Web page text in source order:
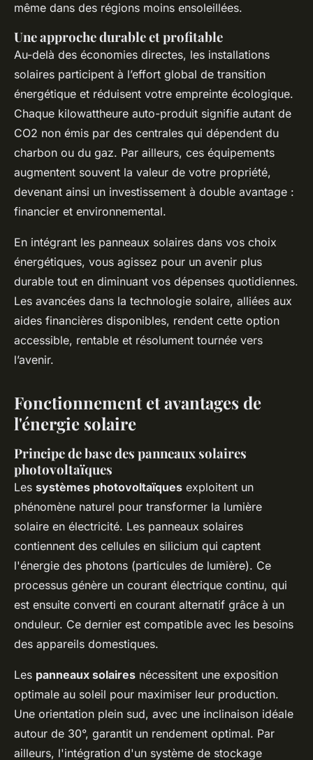
même dans des régions moins ensoleillées.
Une approche durable et profitable
Au-delà des économies directes, les installations
solaires participent à l’effort global de transition
énergétique et réduisent votre empreinte écologique.
Chaque kilowattheure auto-produit signifie autant de
CO2 non émis par des centrales qui dépendent du
charbon ou du gaz. Par ailleurs, ces équipements
augmentent souvent la valeur de votre propriété,
devenant ainsi un investissement à double avantage :
financier et environnemental.
En intégrant les panneaux solaires dans vos choix
énergétiques, vous agissez pour un avenir plus
durable tout en diminuant vos dépenses quotidiennes.
Les avancées dans la technologie solaire, alliées aux
aides financières disponibles, rendent cette option
accessible, rentable et résolument tournée vers
l’avenir.
Fonctionnement et avantages de
l'énergie solaire
Principe de base des panneaux solaires
photovoltaïques
Les systèmes photovoltaïques exploitent un
phénomène naturel pour transformer la lumière
solaire en électricité. Les panneaux solaires
contiennent des cellules en silicium qui captent
l'énergie des photons (particules de lumière). Ce
processus génère un courant électrique continu, qui
est ensuite converti en courant alternatif grâce à un
onduleur. Ce dernier est compatible avec les besoins
des appareils domestiques.
Les panneaux solaires nécessitent une exposition
optimale au soleil pour maximiser leur production.
Une orientation plein sud, avec une inclinaison idéale
autour de 30°, garantit un rendement optimal. Par
ailleurs, l'intégration d'un système de stockage